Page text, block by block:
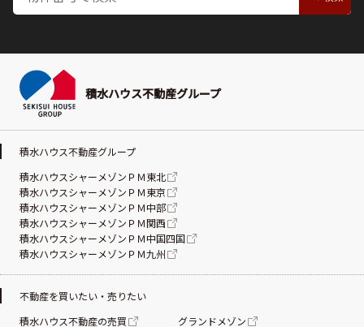
積水ハウス不動産グループ
積水ハウス不動産グループ
積水ハウスシャーメゾンＰＭ東北
積水ハウスシャーメゾンＰＭ東京
積水ハウスシャーメゾンＰＭ中部
積水ハウスシャーメゾンＰＭ関西
積水ハウスシャーメゾンＰＭ中国四国
積水ハウスシャーメゾンＰＭ九州
不動産を買いたい・売りたい
積水ハウス不動産の売買
グランドメゾン